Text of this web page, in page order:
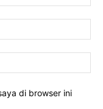
di browser ini